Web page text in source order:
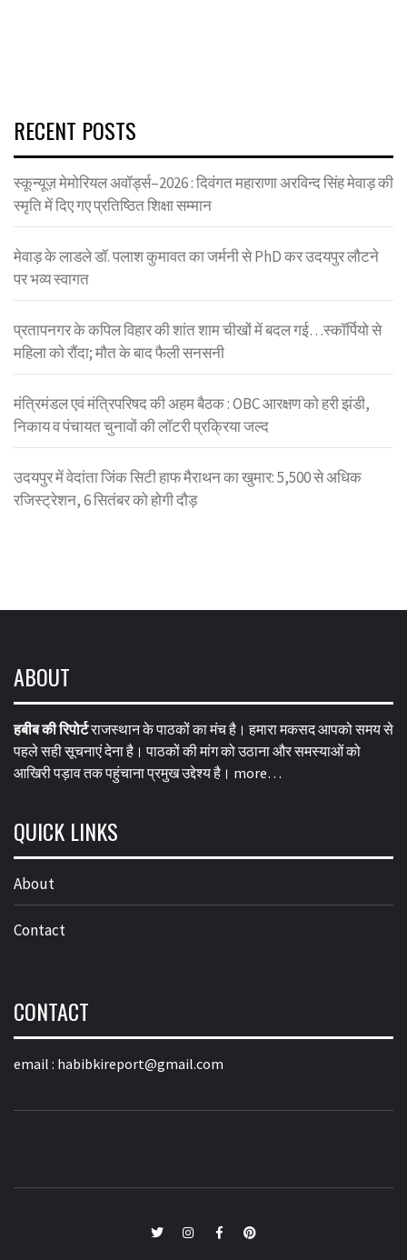
RECENT POSTS
स्कून्यूज़ मेमोरियल अवॉर्ड्स–2026 : दिवंगत महाराणा अरविन्द सिंह मेवाड़ की
स्मृति में दिए गए प्रतिष्ठित शिक्षा सम्मान
मेवाड़ के लाडले डॉ. पलाश कुमावत का जर्मनी से PhD कर उदयपुर लौटने
पर भव्य स्वागत
प्रतापनगर के कपिल विहार की शांत शाम चीखों में बदल गई…स्कॉर्पियो से
महिला को रौंदा; मौत के बाद फैली सनसनी
मंत्रिमंडल एवं मंत्रिपरिषद की अहम बैठक : OBC आरक्षण को हरी झंडी,
निकाय व पंचायत चुनावों की लॉटरी प्रक्रिया जल्द
उदयपुर में वेदांता जिंक सिटी हाफ मैराथन का खुमार: 5,500 से अधिक
रजिस्ट्रेशन, 6 सितंबर को होगी दौड़
ABOUT
हबीब की रिपोर्टराजस्थान के पाठकों का मंच है। हमारा मकसद आपको समय से
पहले सही सूचनाएं देना है। पाठकों की मांग को उठाना और समस्याओं को
आखिरी पड़ाव तक पहुंचाना प्रमुख उद्देश्य है। more…
QUICK LINKS
About
Contact
CONTACT
email : habibkireport@gmail.com
twitterInstagramFacebookPinterest